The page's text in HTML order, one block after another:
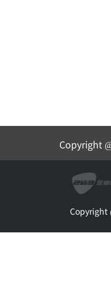
Copyright
Copyright